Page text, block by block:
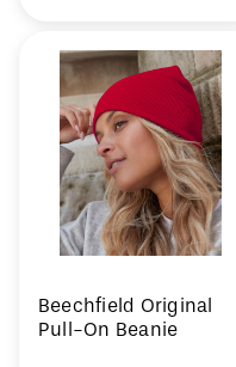
Beechfield Original
Pull-On Beanie